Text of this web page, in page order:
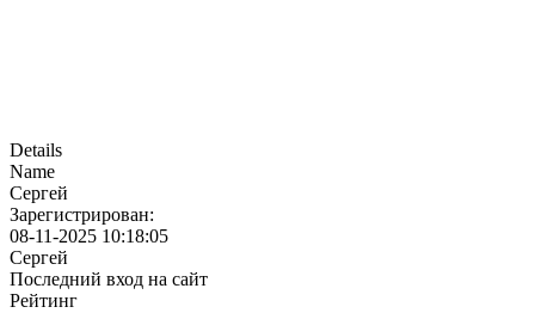
Details
Name
Сергей
Зарегистрирован:
08-11-2025 10:18:05
Сергей
Последний вход на сайт
Рейтинг